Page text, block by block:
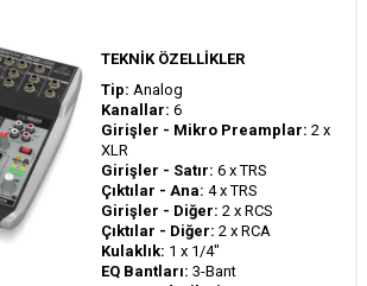
TEKNİK ÖZELLİKLER
Tip: Analog
Kanallar: 6
Girişler - Mikro Preamplar: 2 x
XLR
Girişler - Satır: 6 x TRS
Çıktılar - Ana: 4 x TRS
Girişler - Diğer: 2 x RCS
Çıktılar - Diğer: 2 x RCA
Kulaklık: 1 x 1/4"
EQ Bantları: 3-Bant